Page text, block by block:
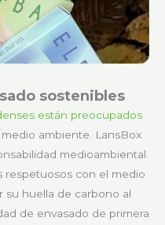
sostenibles
están preocupados
ambiente. LansBox
medioambiental.
respetuosos con el medio
su huella de carbono al
de envasado de primera